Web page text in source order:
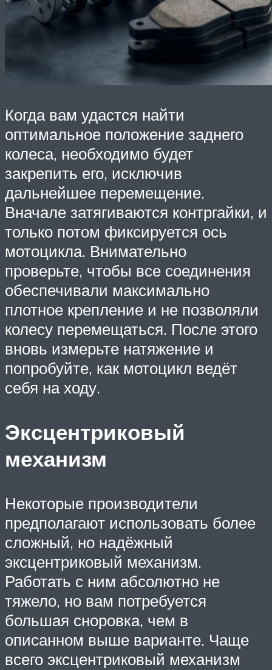
Когда вам удастся найти
оптимальное положение заднего
колеса, необходимо будет
закрепить его, исключив
дальнейшее перемещение.
Вначале затягиваются контргайки, и
только потом фиксируется ось
мотоцикла. Внимательно
проверьте, чтобы все соединения
обеспечивали максимально
плотное крепление и не позволяли
колесу перемещаться. После этого
вновь измерьте натяжение и
попробуйте, как мотоцикл ведёт
себя на ходу.
Эксцентриковый
механизм
Некоторые производители
предполагают использовать более
сложный, но надёжный
эксцентриковый механизм.
Работать с ним абсолютно не
тяжело, но вам потребуется
большая сноровка, чем в
описанном выше варианте. Чаще
всего эксцентриковый механизм